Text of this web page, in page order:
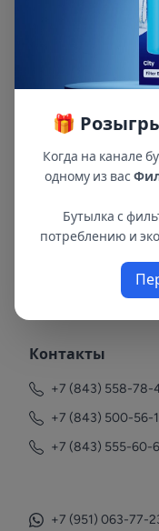
магистрали.
адаптера к
Соединение 1 1
В
Контакты
+7 (843) 558-78-
+7 (843) 500-56-
+7 (843) 555-60-
+7 (951) 063-77-
🎁
Когда на канале
одному из вас
Бутылка с
потреблению и